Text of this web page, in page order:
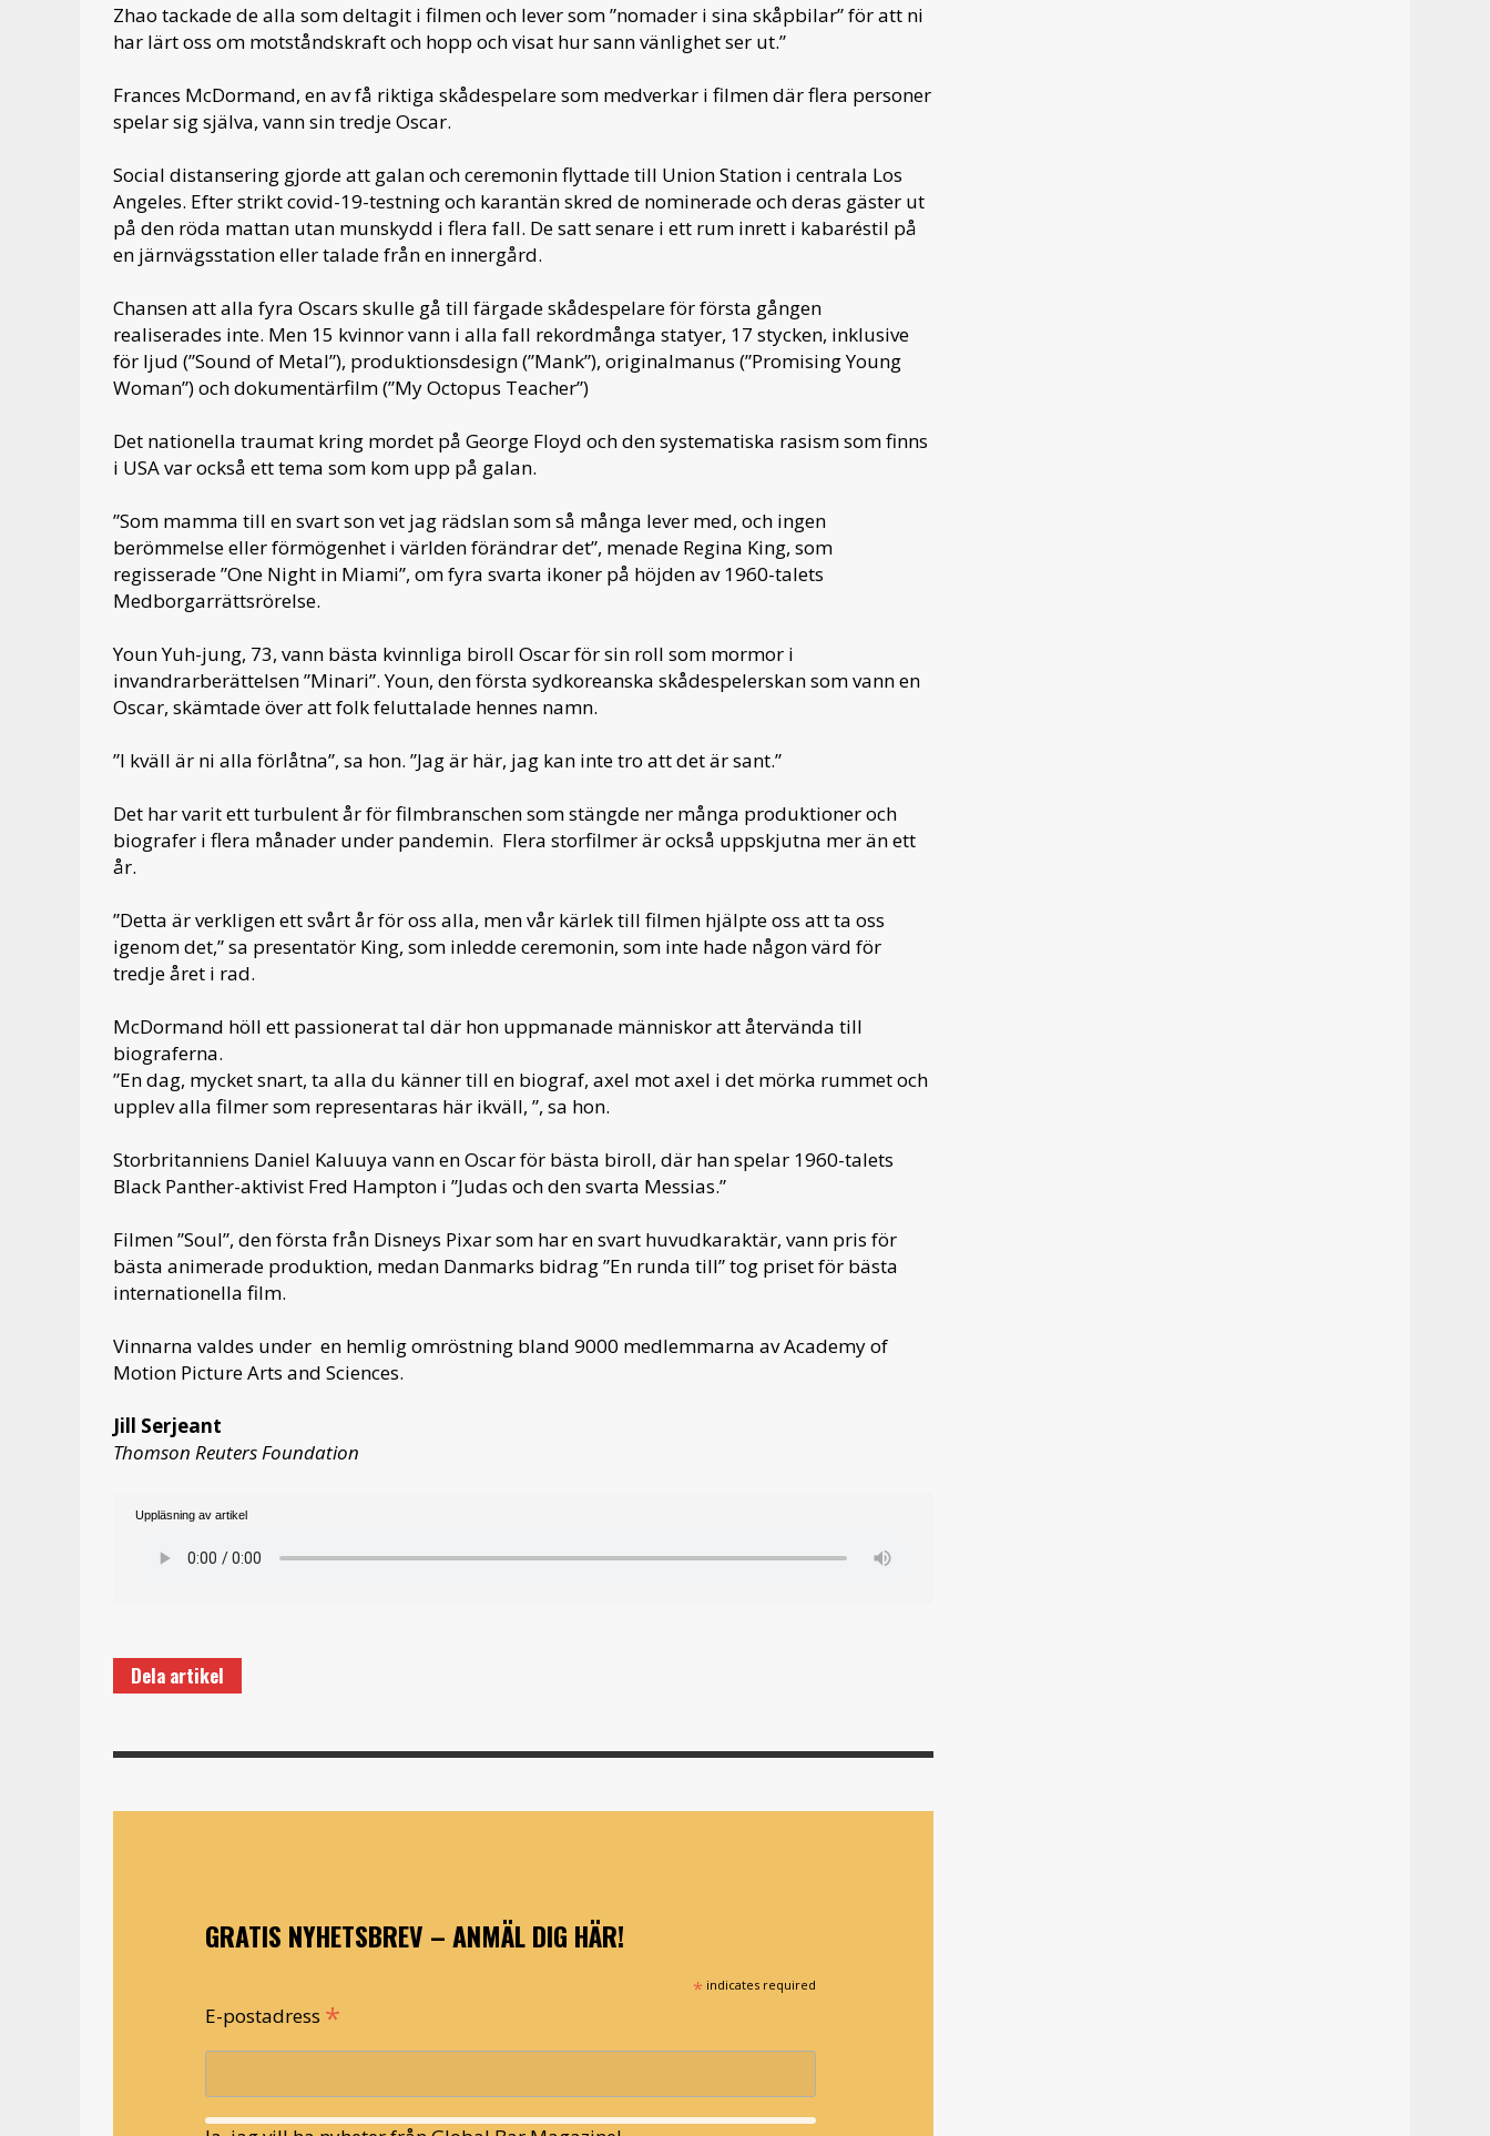
Zhao tackade de alla som deltagit i filmen och lever som ”nomader i sina skåpbilar” för att ni
har lärt oss om motståndskraft och hopp och visat hur sann vänlighet ser ut.”
Frances McDormand, en av få riktiga skådespelare som medverkar i filmen där flera personer
spelar sig själva, vann sin tredje Oscar.
Social distansering gjorde att galan och ceremonin flyttade till Union Station i centrala Los
Angeles. Efter strikt covid-19-testning och karantän skred de nominerade och deras gäster ut
på den röda mattan utan munskydd i flera fall. De satt senare i ett rum inrett i kabaréstil på
en järnvägsstation eller talade från en innergård.
Chansen att alla fyra Oscars skulle gå till färgade skådespelare för första gången
realiserades inte. Men 15 kvinnor vann i alla fall rekordmånga statyer, 17 stycken, inklusive
för ljud (”Sound of Metal”), produktionsdesign (”Mank”), originalmanus (”Promising Young
Woman”) och dokumentärfilm (”My Octopus Teacher”)
Det nationella traumat kring mordet på George Floyd och den systematiska rasism som finns
i USA var också ett tema som kom upp på galan.
”Som mamma till en svart son vet jag rädslan som så många lever med, och ingen
berömmelse eller förmögenhet i världen förändrar det”, menade Regina King, som
regisserade ”One Night in Miami”, om fyra svarta ikoner på höjden av 1960-talets
Medborgarrättsrörelse.
Youn Yuh-jung, 73, vann bästa kvinnliga biroll Oscar för sin roll som mormor i
invandrarberättelsen ”Minari”. Youn, den första sydkoreanska skådespelerskan som vann en
Oscar, skämtade över att folk feluttalade hennes namn.
”I kväll är ni alla förlåtna”, sa hon. ”Jag är här, jag kan inte tro att det är sant.”
Det har varit ett turbulent år för filmbranschen som stängde ner många produktioner och
biografer i flera månader under pandemin. Flera storfilmer är också uppskjutna mer än ett
år.
”Detta är verkligen ett svårt år för oss alla, men vår kärlek till filmen hjälpte oss att ta oss
igenom det,” sa presentatör King, som inledde ceremonin, som inte hade någon värd för
tredje året i rad.
McDormand höll ett passionerat tal där hon uppmanade människor att återvända till
biograferna.
”En dag, mycket snart, ta alla du känner till en biograf, axel mot axel i det mörka rummet och
upplev alla filmer som representaras här ikväll, ”, sa hon.
Storbritanniens Daniel Kaluuya vann en Oscar för bästa biroll, där han spelar 1960-talets
Black Panther-aktivist Fred Hampton i ”Judas och den svarta Messias.”
Filmen ”Soul”, den första från Disneys Pixar som har en svart huvudkaraktär, vann pris för
bästa animerade produktion, medan Danmarks bidrag ”En runda till” tog priset för bästa
internationella film.
Vinnarna valdes under en hemlig omröstning bland 9000 medlemmarna av Academy of
Motion Picture Arts and Sciences.
Jill Serjeant
Thomson Reuters Foundation
Uppläsning av artikel
Dela artikel
GRATIS NYHETSBREV – ANMÄL DIG HÄR!
* indicates required
E-postadress *